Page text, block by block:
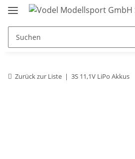
Zurück zur Liste 3S 11,1V LiPo Akkus